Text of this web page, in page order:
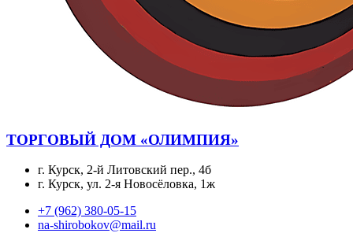
ТОРГОВЫЙ ДОМ «ОЛИМПИЯ»
г. Курск, 2-й Литовский пер., 4б
г. Курск, ул. 2-я Новосёловка, 1ж
+7 (962) 380-05-15
na-shirobokov@mail.ru